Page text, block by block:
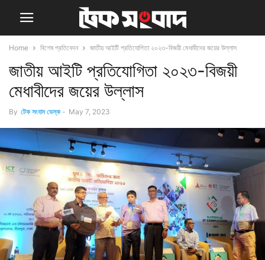
Home বিশেষ প্রতিবেদন জাতীয় আইটি প্রতিযোগিতা ২০২৩-বিজয়ী মেধাবীদের জয়ের উল্লাস
জাতীয় আইটি প্রতিযোগিতা ২০২৩-বিজয়ী
মেধাবীদের জয়ের উল্লাস
By টেক সংবাদ ডেস্ক - May 7, 2023